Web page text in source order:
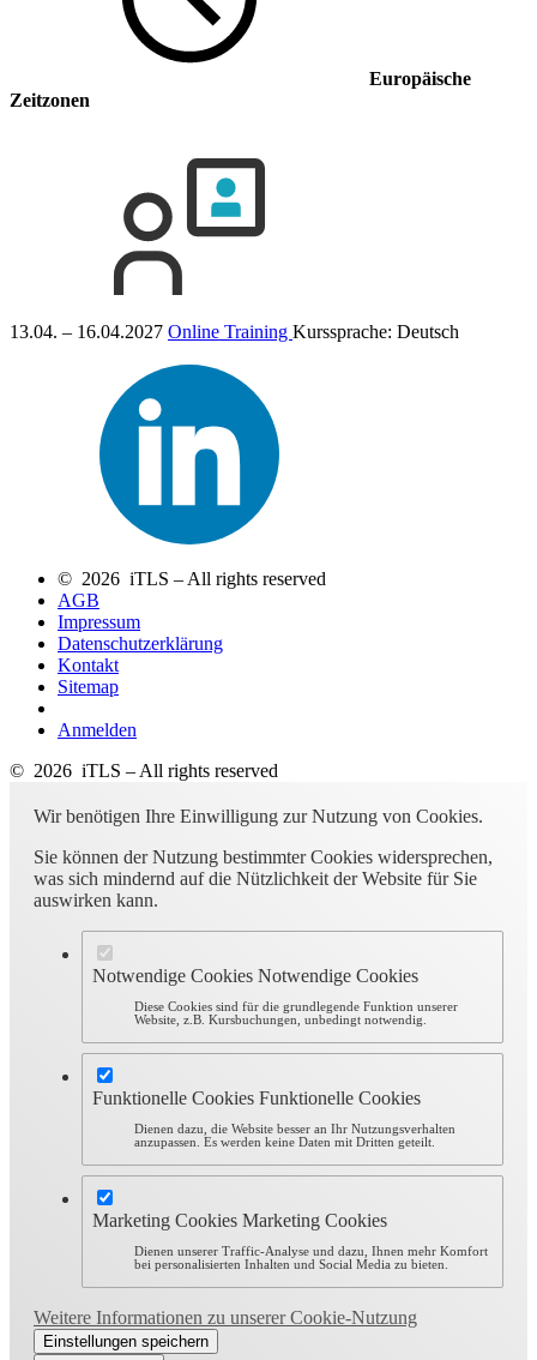
Europäische
Zeitzonen
13.04. – 16.04.2027 Online Training Kurssprache: Deutsch
© 2026 iTLS – All rights reserved
AGB
Impressum
Datenschutzerklärung
Kontakt
Sitemap
Anmelden
© 2026 iTLS – All rights reserved
Wir benötigen Ihre Einwilligung zur Nutzung von Cookies.
Sie können der Nutzung bestimmter Cookies widersprechen,
was sich mindernd auf die Nützlichkeit der Website für Sie
auswirken kann.
Notwendige Cookies Notwendige Cookies
Diese Cookies sind für die grundlegende Funktion unserer
Website, z.B. Kursbuchungen, unbedingt notwendig.
Funktionelle Cookies Funktionelle Cookies
Dienen dazu, die Website besser an Ihr Nutzungsverhalten
anzupassen. Es werden keine Daten mit Dritten geteilt.
Marketing Cookies Marketing Cookies
Dienen unserer Traffic-Analyse und dazu, Ihnen mehr Komfort
bei personalisierten Inhalten und Social Media zu bieten.
Weitere Informationen zu unserer Cookie-Nutzung